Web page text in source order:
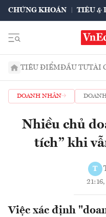
CHỨNG KHOÁN TIÊU &
TIÊU ĐIỂMĐẦU TƯTÀI
DOANH NHÂN
Nhiều chủ
tích” khi
T
Việc xác định